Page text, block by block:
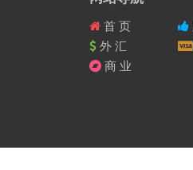
首 页
外 汇
商 业